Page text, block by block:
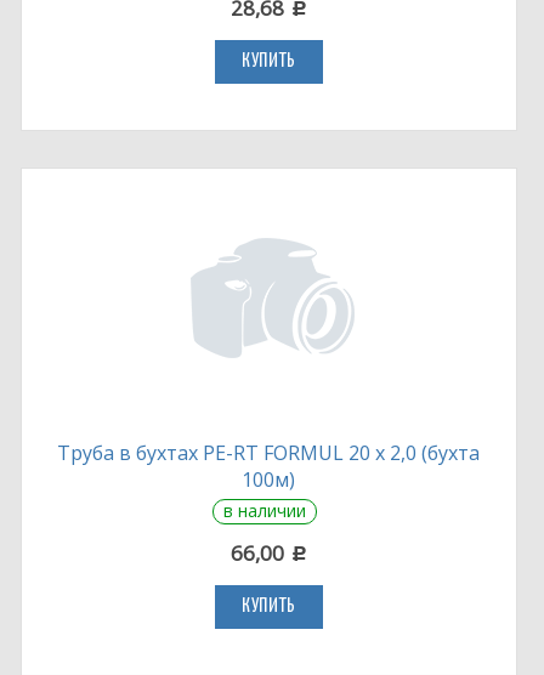
28,68 c
КУПИТЬ
Труба в бухтах PE-RT FORMUL 20 х 2,0 (бухта
100м)
в наличии
66,00 c
КУПИТЬ